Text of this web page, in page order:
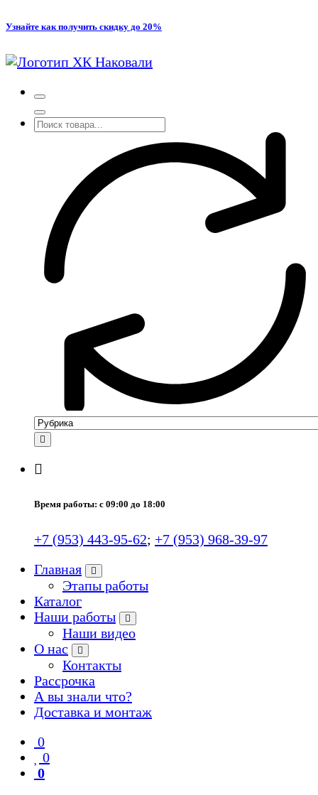
Перейти
содержимому
Узнайте как получить скидку до 20%
Время работы: с 09:00 до 18:00
+7 (953) 443-95-62; +7 (953) 968-39-97
Главная
Этапы работы
Каталог
Наши работы
Наши видео
О нас
Контакты
Рассрочка
А вы знали что?
Доставка и монтаж
0
0
0